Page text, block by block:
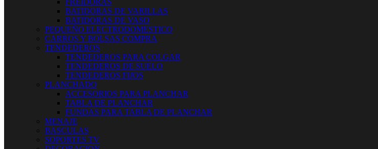
FREIDORAS
BATIDORAS DE VARILLAS
BATIDORAS DE VASO
PEQUEÑO ELECTRODOMESTICO
CARROS Y BOLSAS COMPRA
TENDEDEROS
TENDEDEROS PARA COLGAR
TENDEDEROS DE SUELO
TENDEDEROS FIJOS
PLANCHADO
ACCESORIOS PARA PLANCHAR
TABLA DE PLANCHAR
FUNDAS PARA TABLA DE PLANCHAR
MENAJE
BASCULAS
SOPORTES TV